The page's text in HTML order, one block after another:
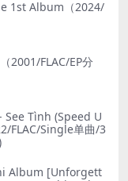
1st Album（2024/
2001/FLAC/EP分
Tình (Speed U
FLAC/Single单曲/3
Album [Unforgett